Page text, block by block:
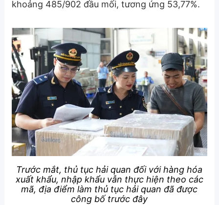
khoảng 485/902 đầu mối, tương ứng 53,77%.
Trước mắt, thủ tục hải quan đối với hàng hóa
xuất khẩu, nhập khẩu vẫn thực hiện theo các
mã, địa điểm làm thủ tục hải quan đã được
công bố trước đây